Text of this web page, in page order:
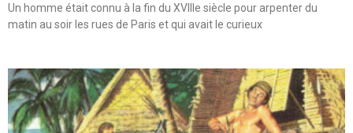
Un homme était connu à la fin du XVIIIe siècle pour arpenter du
matin au soir les rues de Paris et qui avait le curieux